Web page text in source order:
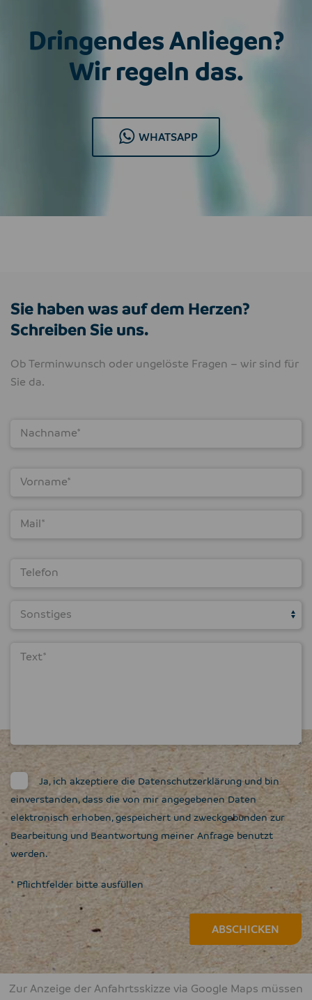
Dringendes Anliegen?
Wir regeln das.
WHATSAPP
Sie haben was auf dem Herzen?
Schreiben Sie uns.
Ob Terminwunsch oder ungelöste Fragen – wir sind für
Sie da.
Ja, ich akzeptiere die Datenschutzerklärungund bin
einverstanden, dass die von mir angegebenen Daten
elektronisch erhoben, gespeichert und zweckgebunden zur
Bearbeitung und Beantwortung meiner Anfrage benutzt
werden.
* Pflichtfelder bitte ausfüllen
ABSCHICKEN
Bitte nicht ausfüllen.
Zur Anzeige der Anfahrtsskizze via Google Maps müssen